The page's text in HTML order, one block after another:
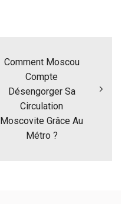
Comment Moscou
Compte
Désengorger Sa
Circulation
Moscovite Grâce Au
Métro ?